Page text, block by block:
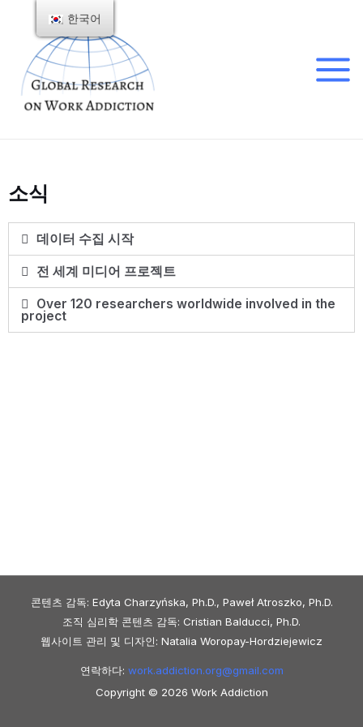
소식
데이터 수집 시작
전 세계 미디어 프로젝트
Over 120 researchers worldwide involved in the
project
콘텐츠 감독: Edyta Charzyńska, Ph.D., Paweł Atroszko, Ph.D.
조직 심리학 콘텐츠 감독: Cristian Balducci, Ph.D.
웹사이트 관리 및 디자인: Natalia Woropay-Hordziejewicz
연락하다: work.addiction.org@gmail.com
Copyright © 2026 Work Addiction
한국어